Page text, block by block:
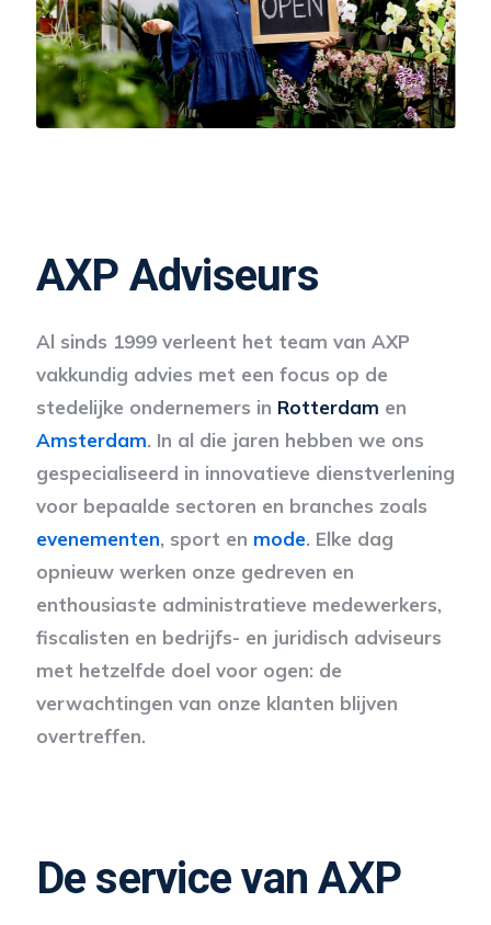
AXP Adviseurs
Al sinds 1999 verleent het team van AXP
vakkundig advies met een focus op de
stedelijke ondernemers in Rotterdam en
Amsterdam. In al die jaren hebben we ons
gespecialiseerd in innovatieve dienstverlening
voor bepaalde sectoren en branches zoals
evenementen, sport en mode. Elke dag
opnieuw werken onze gedreven en
enthousiaste administratieve medewerkers,
fiscalisten en bedrijfs- en juridisch adviseurs
met hetzelfde doel voor ogen: de
verwachtingen van onze klanten blijven
overtreffen.
De service van AXP